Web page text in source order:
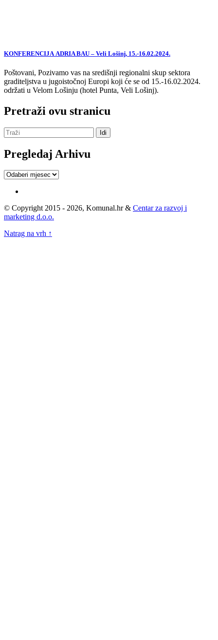
KONFERENCIJA ADRIA BAU – Veli Lošinj, 15.-16.02.2024.
Poštovani, Pozivamo vas na središnji regionalni skup sektora
graditeljstva u jugoistočnoj Europi koji će se od 15.-16.02.2024.
održati u Velom Lošinju (hotel Punta, Veli Lošinj).
Pretraži ovu stranicu
Pregledaj Arhivu
Pregledaj
© Copyright 2015 - 2026, Komunal.hr & Centar za razvoj i
marketing d.o.o.
Natrag na vrh ↑